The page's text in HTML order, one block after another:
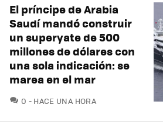
El príncipe de Arabia
Saudí mandó construir
un superyate de 500
millones de dólares con
una sola indicación: se
marea en el mar
0 COMENTARIOS
HACE UNA HORA